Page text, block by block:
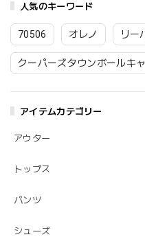
人気のキーワード
70506 オレノ リー
クーパーズタウンボールキ
アイテムカテゴリー
アウター
トップス
パンツ
シューズ